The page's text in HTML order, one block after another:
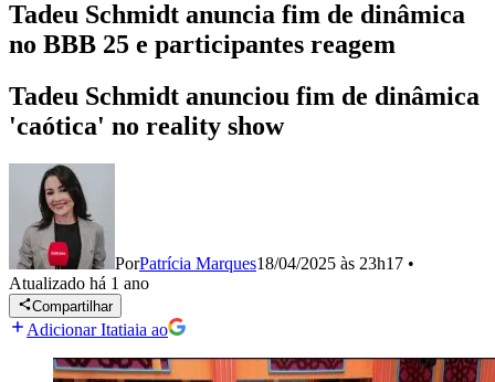
Tadeu Schmidt anuncia fim de dinâmica
no BBB 25 e participantes reagem
Tadeu Schmidt anunciou fim de dinâmica
'caótica' no reality show
PorPatrícia Marques18/04/2025 às 23h17 •
Atualizado há 1 ano
Compartilhar
Adicionar Itatiaia ao